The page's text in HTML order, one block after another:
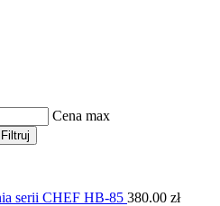
Cena max
Filtruj
HB-85 380.00 zł